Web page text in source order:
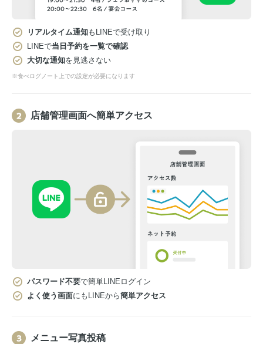
リアルタイム通知もLINEで受け取り
LINEで当日予約を一覧で確認
大切な通知を見逃さない
※食べログノート上での設定が必要になります
店舗管理画面へ簡単アクセス
パスワード不要で簡単LINEログイン
よく使う画面にもLINEから簡単アクセス
メニュー写真投稿